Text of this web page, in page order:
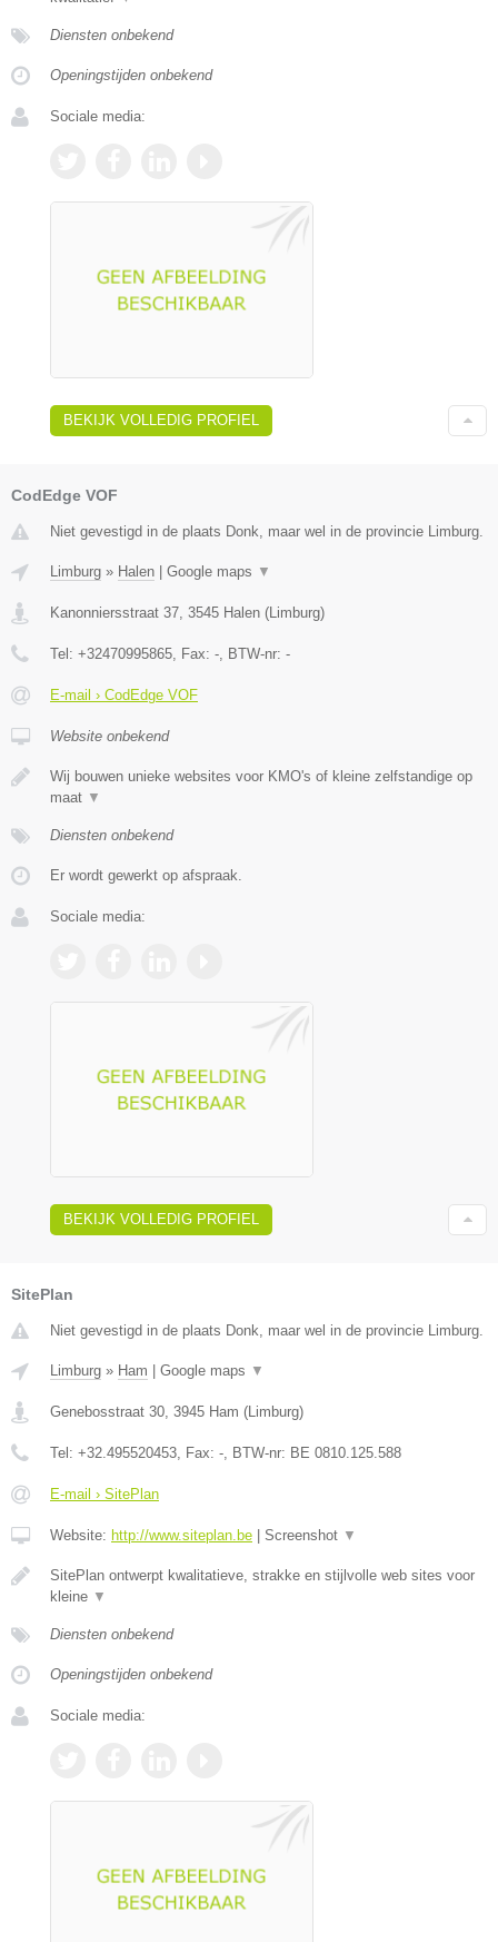
Diensten onbekend
Openingstijden onbekend
Sociale media:
BEKIJK VOLLEDIG PROFIEL
CodEdge VOF
Niet gevestigd in de plaats Donk, maar wel in de provincie Limburg.
Limburg » Halen | Google maps ▼
Kanonniersstraat 37 3545 Halen (Limburg)
Tel: +32470995865 , Fax: - , BTW-nr: -
E-mail › CodEdge VOF
Website onbekend
Wij bouwen unieke websites voor KMO's of kleine zelfstandige op
maat ▼
Diensten onbekend
Er wordt gewerkt op afspraak.
Sociale media:
BEKIJK VOLLEDIG PROFIEL
SitePlan
Niet gevestigd in de plaats Donk, maar wel in de provincie Limburg.
Limburg » Ham Google maps ▼
Genebosstraat 30, 3945 Ham (Limburg)
Tel: +32.495520453, Fax: -, BTW-nr: BE 0810.125.588
E-mail › SitePlan
Website: http://www.siteplan.be Screenshot ▼
SitePlan ontwerpt kwalitatieve, strakke en stijlvolle web sites voor
kleine ▼
Diensten onbekend
Openingstijden onbekend
Sociale media: